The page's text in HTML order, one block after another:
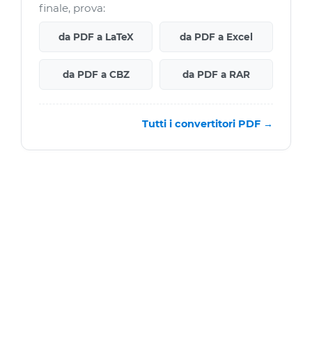
finale, prova:
da PDF a LaTeX da PDF a Excel
da PDF a CBZ da PDF a RAR
Tutti i convertitori PDF →